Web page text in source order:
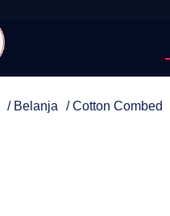
/ Belanja /Cotton Combed